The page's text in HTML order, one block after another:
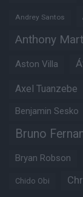
Andrey Santos
Anthony
Aston Villa
Axel Tuanzebe
Benjamin Sesko
Bruno
Bryan Robson
Chido Obi